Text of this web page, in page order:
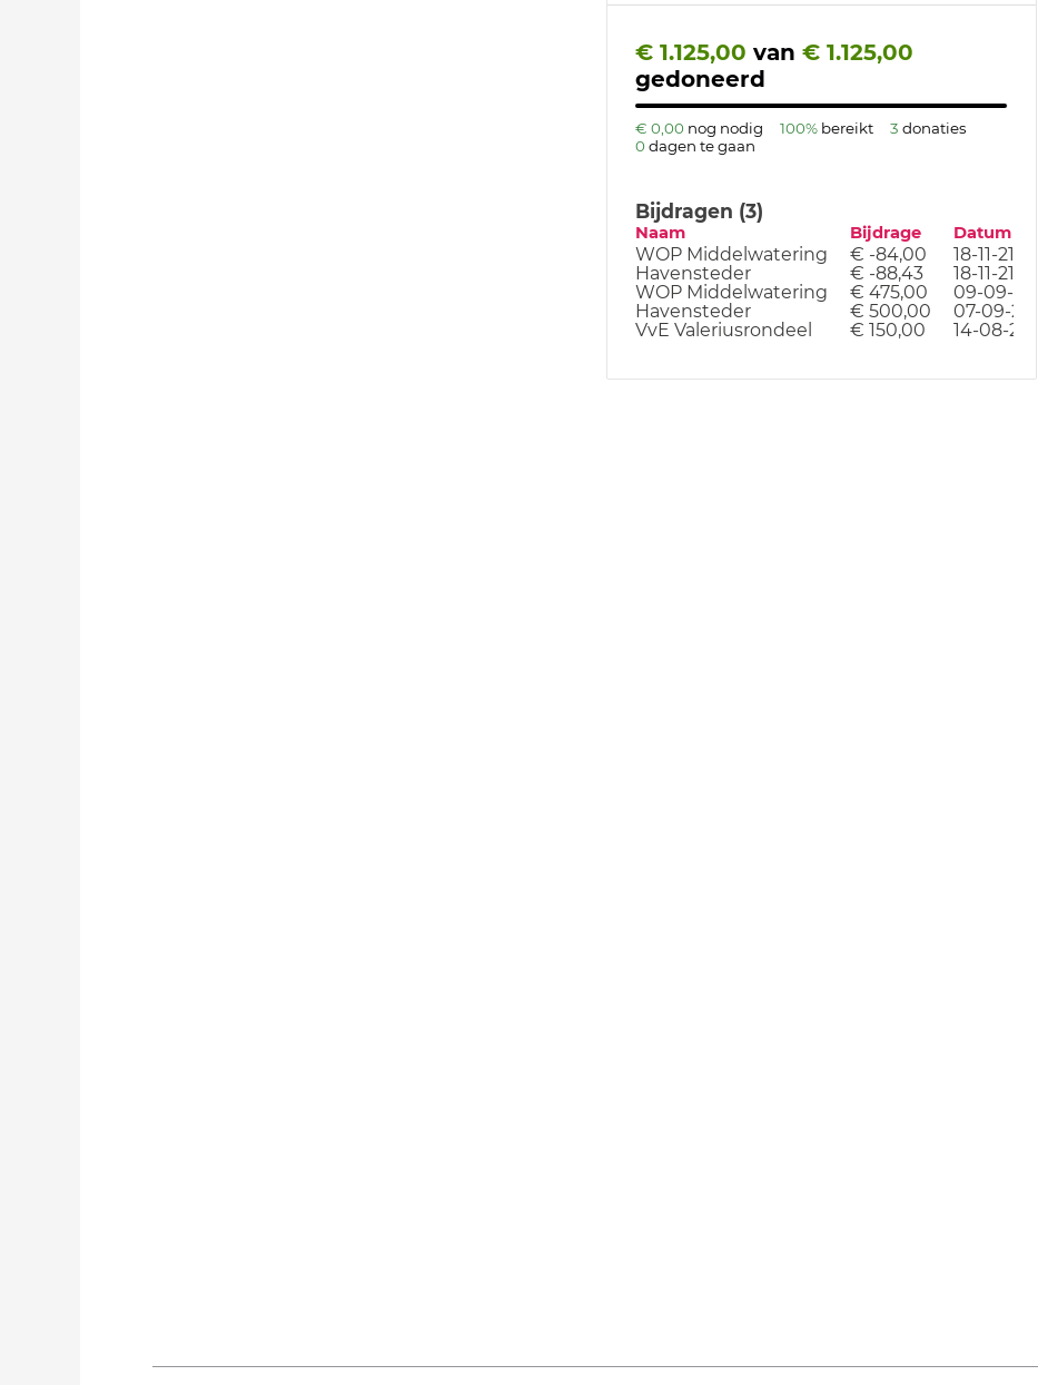
€ 1.125,00 van € 1.125,00
gedoneerd
€ 0,00 nog nodig 100% bereikt 3 donaties
0 dagen te gaan
Bijdragen (3)
Naam Bijdrage Datum
WOP Middelwatering € -84,00
18-11-21
Havensteder
€ -88,43
18-11-21
WOP Middelwatering
€ 475,00
09-09-20
Havensteder
€ 500,00
07-09-20
VvE Valeriusrondeel
€ 150,00 14-08-20